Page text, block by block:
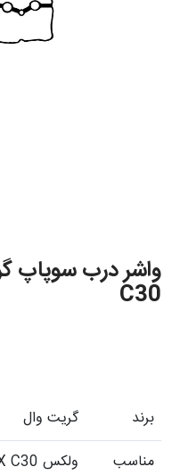
C30
برند
گریت وال
مناسب
ولکس VOLEX C30